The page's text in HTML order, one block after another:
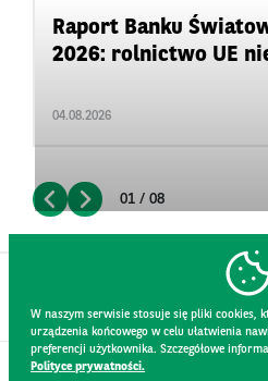
Raport Banku
2026: rolnictwo UE
04.08.2026
01 / 08
W naszym serwisie stosuje się pliki cookies,
urządzenia końcowego w celu ułatwienia
preferencji użytkownika. Szczegółowe
Polityce prywatności.
KONTAKT